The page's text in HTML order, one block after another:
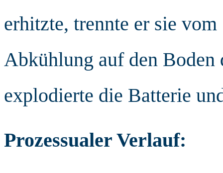
erhitzte, trennte er sie
Abkühlung auf den Boden
explodierte die Batterie
Prozessualer Verlauf: